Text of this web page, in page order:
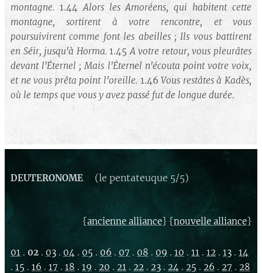
montagne. 1.44Alors les Amoréens, qui habitent cette
montagne, sortirent à votre rencontre, et vous
poursuivirent comme font les abeilles ; Ils vous battirent
en Séir, jusqu'à Horma. 1.45 A votre retour, vous pleurâtes
devant l'Éternel ; Mais l'Éternel n'écouta point votre voix,
et ne vous prêta point l'oreille. 1.46Vous restâtes à Kadès,
où le temps que vous y avez passé fut de longue durée.
DEUTERONOME (le pentateuque 5/5)
{ancienne alliance} {nouvelle alliance}
01 . 02 . 03 . 04 . 05 . 06 . 07 . 08 . 09 . 10 . 11 . 12 . 13 . 14
. 15 . 16 . 17 . 18 . 19 . 20 . 21 . 22 . 23 . 24 . 25 . 26 . 27 . 28